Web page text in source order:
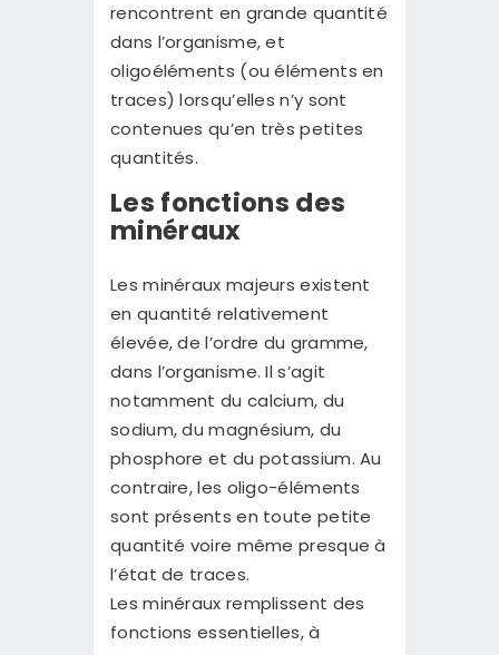
rencontrent en grande quantité
dans l’organisme, et
oligoéléments (ou éléments en
traces) lorsqu’elles n’y sont
contenues qu’en très petites
quantités.
Les fonctions des
minéraux
Les minéraux majeurs existent
en quantité relativement
élevée, de l’ordre du gramme,
dans l’organisme. Il s’agit
notamment du calcium, du
sodium, du magnésium, du
phosphore et du potassium. Au
contraire, les oligo-éléments
sont présents en toute petite
quantité voire même presque à
l’état de traces.
Les minéraux remplissent des
fonctions essentielles, à